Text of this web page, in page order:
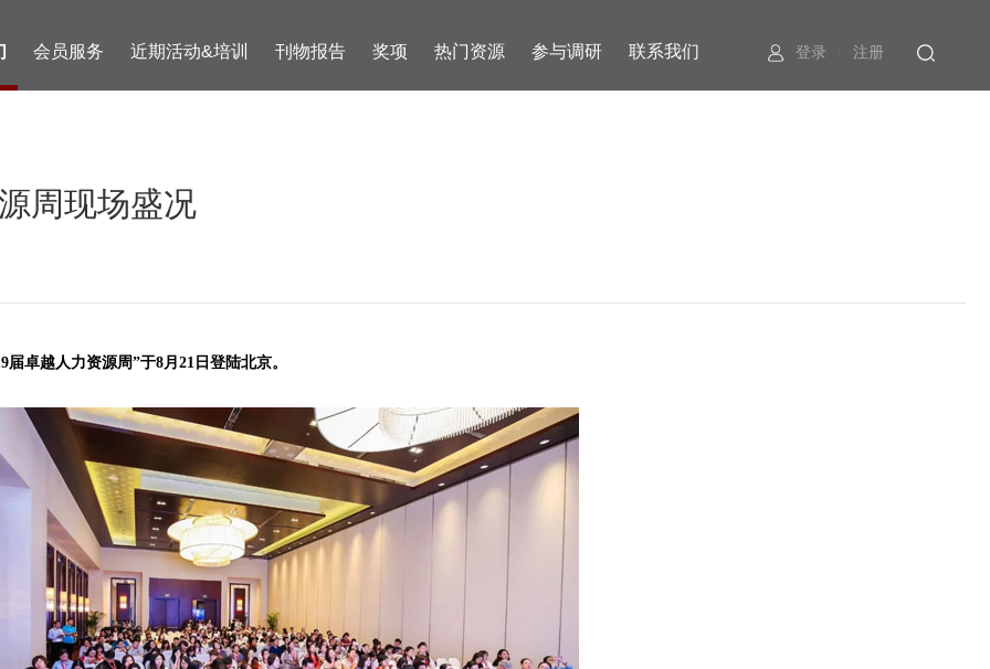
登录 注册
会员服务 近期活动&培训 刊物报告 奖项 热门资源 参与调研 联系我们
周现场盛况
卓越人力资源周”于8月21日登陆北京。